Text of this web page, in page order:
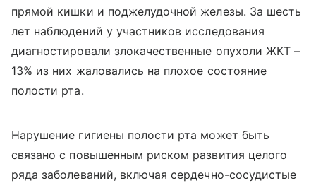
прямой кишки и поджелудочной железы. За шесть
лет наблюдений у участников исследования
диагностировали злокачественные опухоли ЖКТ –
13% из них жаловались на плохое состояние
полости рта.
Нарушение гигиены полости рта может быть
связано с повышенным риском развития целого
ряда заболеваний, включая сердечно-сосудистые